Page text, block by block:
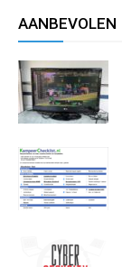
AANBEVOLEN